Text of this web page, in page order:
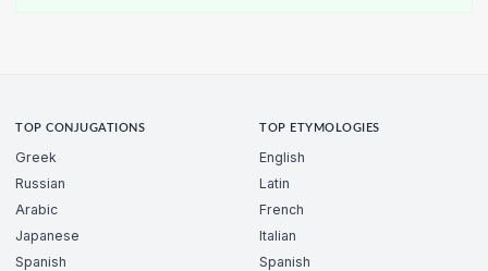
TOP CONJUGATIONS
Greek
Russian
Arabic
Japanese
Spanish
TOP ETYMOLOGIES
English
Latin
French
Italian
Spanish